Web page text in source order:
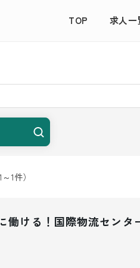
TOP 求人一
～1件）
働ける！国際物流セン